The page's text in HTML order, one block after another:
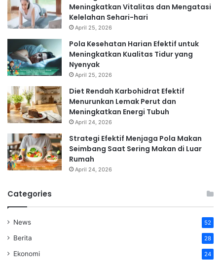
Meningkatkan Vitalitas dan Mengatasi
Kelelahan Sehari-hari
April 25, 2026
Pola Kesehatan Harian Efektif untuk
Meningkatkan Kualitas Tidur yang
Nyenyak
April 25, 2026
Diet Rendah Karbohidrat Efektif
Menurunkan Lemak Perut dan
Meningkatkan Energi Tubuh
April 24, 2026
Strategi Efektif Menjaga Pola Makan
Seimbang Saat Sering Makan di Luar
Rumah
April 24, 2026
Categories
News 52
Berita 28
Ekonomi 24